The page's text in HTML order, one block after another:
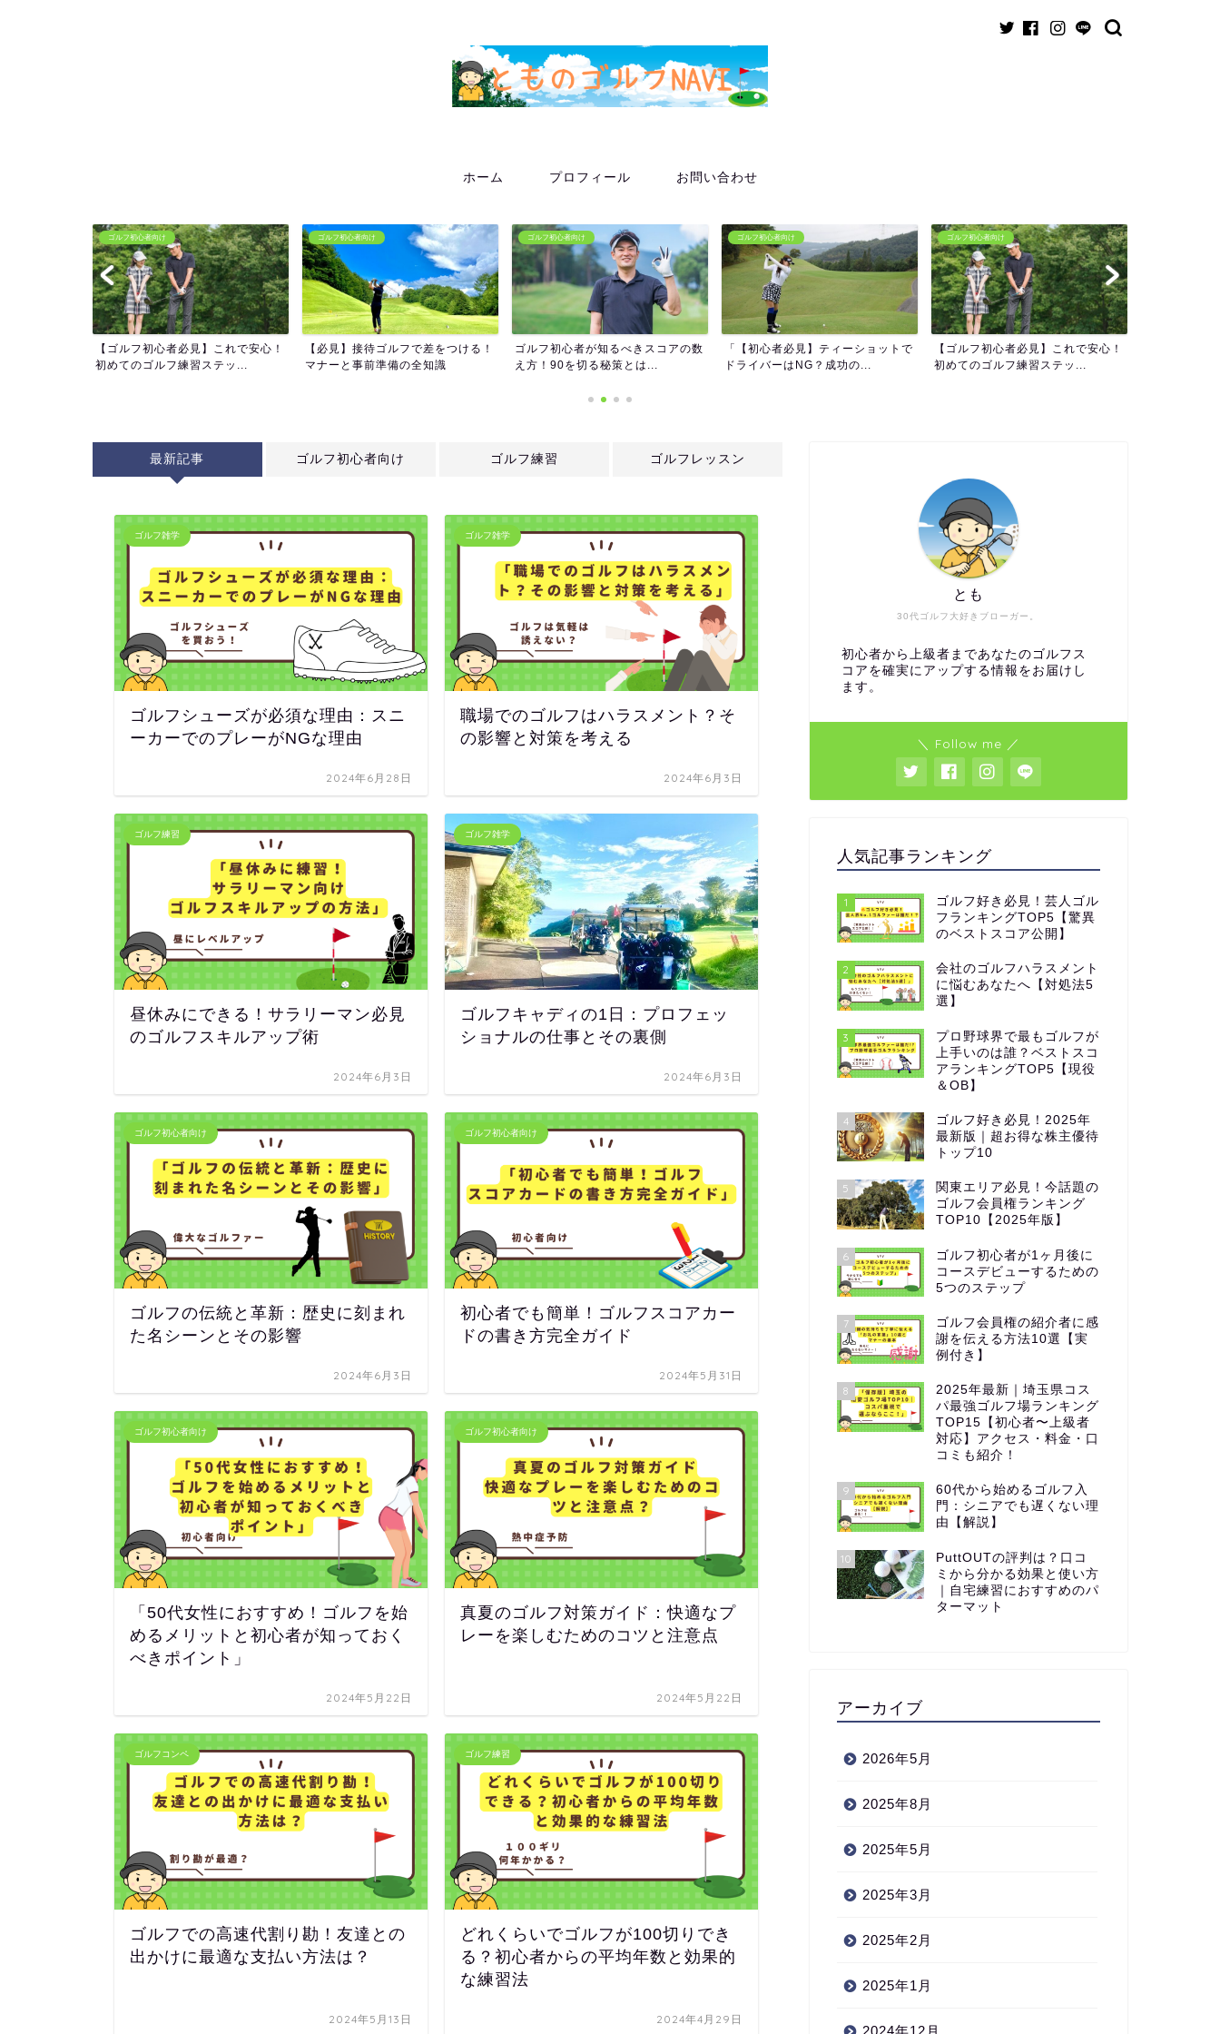
ホーム プロフィール お問い合わせ
ゴルフ初心者向け
【ゴルフ初心者必見】これで安心！
初めてのゴルフ練習ステッ...
ゴルフ初心者向け
【必見】接待ゴルフで差をつける！
マナーと事前準備の全知識
ゴルフ初心者向け
ゴルフ初心者が知るべきスコアの数
え方！90を切る秘策とは...
ゴルフ初心者向け
「【初心者必見】ティーショットで
ドライバーはNG？成功の...
ゴルフ初心者向け
【ゴルフ初心者必見】これで安心！
初めてのゴルフ練習ステッ...
最新記事 ゴルフ初心者向け ゴルフ練習 ゴルフレッスン
ゴルフ雑学
ゴルフシューズが必須な理由：スニ
ーカーでのプレーがNGな理由
2024年6月28日
ゴルフ雑学
職場でのゴルフはハラスメント？そ
の影響と対策を考える
2024年6月3日
ゴルフ練習
昼休みにできる！サラリーマン必見
のゴルフスキルアップ術
2024年6月3日
ゴルフ雑学
ゴルフキャディの1日：プロフェッ
ショナルの仕事とその裏側
2024年6月3日
ゴルフ初心者向け
ゴルフの伝統と革新：歴史に刻まれ
た名シーンとその影響
2024年6月3日
ゴルフ初心者向け
初心者でも簡単！ゴルフスコアカー
ドの書き方完全ガイド
2024年5月31日
ゴルフ初心者向け
「50代女性におすすめ！ゴルフを始
めるメリットと初心者が知っておく
べきポイント」
2024年5月22日
ゴルフ初心者向け
真夏のゴルフ対策ガイド：快適なプ
レーを楽しむためのコツと注意点
2024年5月22日
ゴルフコンペ
ゴルフでの高速代割り勘！友達との
出かけに最適な支払い方法は？
2024年5月13日
ゴルフ練習
どれくらいでゴルフが100切りでき
る？初心者からの平均年数と効果的
な練習法
2024年4月29日
まり！おしゃれ＆機能性抜群のおす
すめコーデ＆アイテム紹介
2025年2月16日
ゴルフ初心者向け
ゴルフでボールを失くしたときの最
善策！ロストボール対策トップ3
ゴルフ初心者向け
ゴルフの伝統と革新：歴史に刻まれ
た名シーンとその影響
2024年6月3日
2024年5月22日
上達のコツ！実際のデータから学ぶ
30代ゴルフ大好きブローガー。
とも
初心者から上級者まであなたのゴルフス
コアを確実にアップする情報をお届けし
ます。
＼ Follow me ／
人気記事ランキング
1
ゴルフ好き必見！芸人ゴル
フランキングTOP5【驚異
のベストスコア公開】
2
会社のゴルフハラスメント
に悩むあなたへ【対処法5
選】
3
プロ野球界で最もゴルフが
上手いのは誰？ベストスコ
アランキングTOP5【現役
＆OB】
4
ゴルフ好き必見！2025年
最新版｜超お得な株主優待
トップ10
5
関東エリア必見！今話題の
ゴルフ会員権ランキング
TOP10【2025年版】
6
ゴルフ初心者が1ヶ月後に
コースデビューするための
5つのステップ
7
ゴルフ会員権の紹介者に感
謝を伝える方法10選【実
例付き】
8
2025年最新｜埼玉県コス
パ最強ゴルフ場ランキング
TOP15【初心者〜上級者
対応】アクセス・料金・口
コミも紹介！
9
60代から始めるゴルフ入
門：シニアでも遅くない理
由【解説】
10
PuttOUTの評判は？口コ
ミから分かる効果と使い方
｜自宅練習におすすめのパ
ターマット
アーカイブ
2026年5月
2025年8月
2025年5月
2025年3月
2025年2月
2025年1月
2024年12月